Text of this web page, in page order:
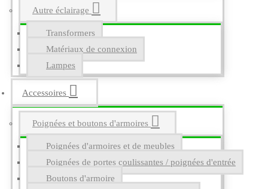
Autre éclairage
Transformers
Matériaux de connexion
Lampes
Accessoires
Poignées et boutons d'armoires
Poignées d'armoires et de meubles
Poignées de portes coulissantes / poignées d'entrée
Boutons d'armoire